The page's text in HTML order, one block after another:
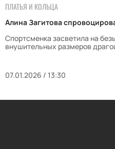
ПЛАТЬЯ И КОЛЬЦА
Алина Загитова
Спортсменка засветила на
внушительных размеров
07.01.2026 / 13:30